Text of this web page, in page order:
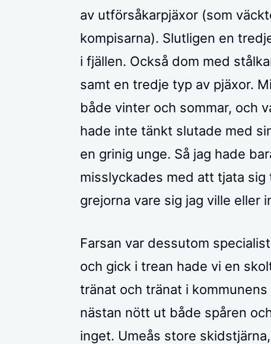
av utförsåkarpjäxor (som
kompisarna). Slutligen en
i fjällen. Också dom med
samt en tredje typ av pjäxor.
både vinter och sommar, och
hade inte tänkt slutade med
en grinig unge. Så jag hade
misslyckades med att tjata
grejorna vare sig jag ville eller
Farsan var dessutom
och gick i trean hade vi en
tränat och tränat i
nästan nött ut både spåren
inget. Umeås store